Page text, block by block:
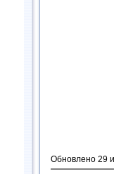
Обновлено 29